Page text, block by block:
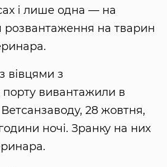
і лише одна — на
розвантаження на тварин
вівцями з
вивантажили в
Ветсанзаводу, 28 жовтня,
ночі. Зранку на них